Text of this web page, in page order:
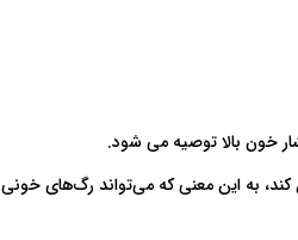
خون بالا توصیه می شود.
به این معنی که می‌تواند رگ‌های خونی